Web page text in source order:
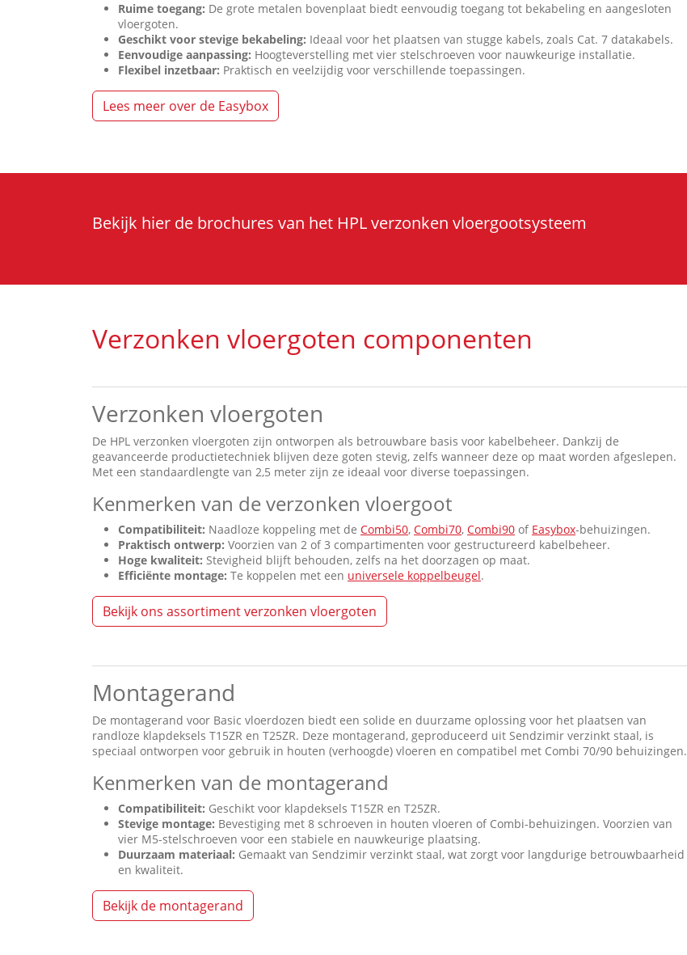
Ruime toegang: De grote metalen bovenplaat biedt eenvoudig toegang tot bekabeling en aangesloten
vloergoten.
Geschikt voor stevige bekabeling: Ideaal voor het plaatsen van stugge kabels, zoals Cat. 7 datakabels.
Eenvoudige aanpassing: Hoogteverstelling met vier stelschroeven voor nauwkeurige installatie.
Flexibel inzetbaar: Praktisch en veelzijdig voor verschillende toepassingen.
Lees meer over de Easybox
Bekijk hier de brochures van het HPL verzonken vloergootsysteem
Verzonken vloergoten componenten
Verzonken vloergoten
De HPL verzonken vloergoten zijn ontworpen als betrouwbare basis voor kabelbeheer. Dankzij de
geavanceerde productietechniek blijven deze goten stevig, zelfs wanneer deze op maat worden afgeslepen.
Met een standaardlengte van 2,5 meter zijn ze ideaal voor diverse toepassingen.
Kenmerken van de verzonken vloergoot
Compatibiliteit: Naadloze koppeling met de Combi50, Combi70, Combi90 of Easybox-behuizingen.
Praktisch ontwerp: Voorzien van 2 of 3 compartimenten voor gestructureerd kabelbeheer.
Hoge kwaliteit: Stevigheid blijft behouden, zelfs na het doorzagen op maat.
Efficiënte montage: Te koppelen met een universele koppelbeugel.
Bekijk ons assortiment verzonken vloergoten
Montagerand
De montagerand voor Basic vloerdozen biedt een solide en duurzame oplossing voor het plaatsen van
randloze klapdeksels T15ZR en T25ZR. Deze montagerand, geproduceerd uit Sendzimir verzinkt staal, is
speciaal ontworpen voor gebruik in houten (verhoogde) vloeren en compatibel met Combi 70/90 behuizingen.
Kenmerken van de montagerand
Compatibiliteit: Geschikt voor klapdeksels T15ZR en T25ZR.
Stevige montage: Bevestiging met 8 schroeven in houten vloeren of Combi-behuizingen. Voorzien van
vier M5-stelschroeven voor een stabiele en nauwkeurige plaatsing.
Duurzaam materiaal: Gemaakt van Sendzimir verzinkt staal, wat zorgt voor langdurige betrouwbaarheid
en kwaliteit.
Bekijk de montagerand